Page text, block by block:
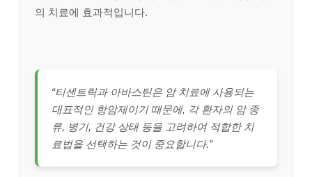
의 치료에 효과적입니다.
“티센트릭과 아바스틴은 암 치료에 사용되는
대표적인 항암제이기 때문에, 각 환자의 암 종
류, 병기, 건강 상태 등을 고려하여 적합한 치
료법을 선택하는 것이 중요합니다.”